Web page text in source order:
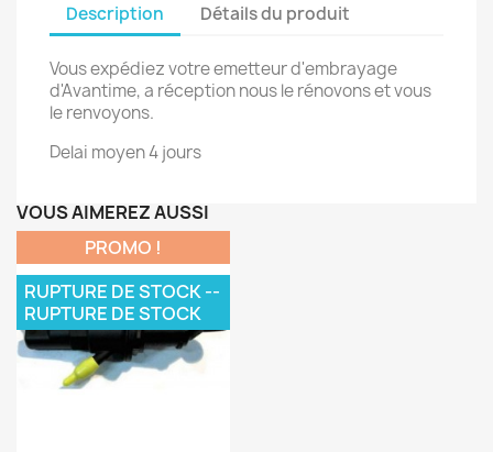
Description Détails du produit
Vous expédiez votre emetteur d'embrayage
d'Avantime, a réception nous le rénovons et vous
le renvoyons.
Delai moyen 4 jours
VOUS AIMEREZ AUSSI
PROMO !
RUPTURE DE STOCK --
RUPTURE DE STOCK